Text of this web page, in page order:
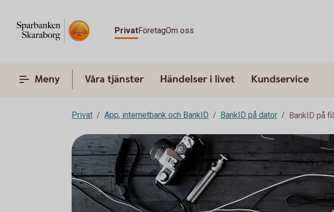
PrivatFöretagOm oss
Meny Våra tjänster Händelser i livet Kundservice
Privat App, internetbank och BankID BankID på dator BankID på fil